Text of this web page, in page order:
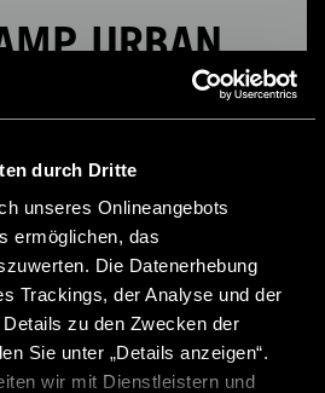
durch Dritte
unseres Onlineangebots
ermöglichen, das
Die Datenerhebung
Trackings, der Analyse und der
zu den Zwecken der
Sie unter „Details anzeigen“.
wir mit Dienstleistern und
URBAN
Modell ist sowohl im
genau das, was du
ultra-flexibel und
der Star auf jedem